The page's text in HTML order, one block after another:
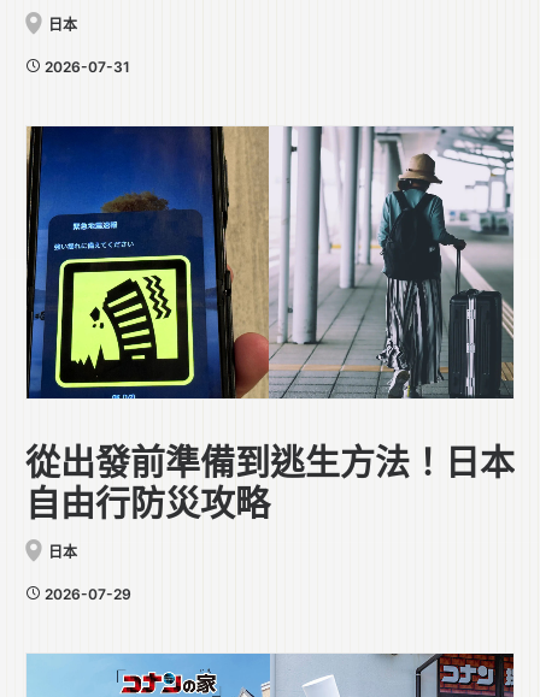
日本
2026-07-31
從出發前準備到逃生方法！日本
自由行防災攻略
日本
2026-07-29